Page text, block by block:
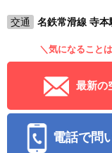
交通 名鉄常滑線 寺
＼気になることは
最新の
電話で問